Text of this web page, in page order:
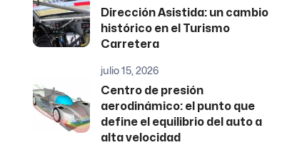
Dirección Asistida: un cambio
histórico en el Turismo
Carretera
julio 15, 2026
Centro de presión
aerodinámico: el punto que
define el equilibrio del auto a
alta velocidad